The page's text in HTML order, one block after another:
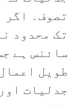
تصوف۔
تک محدود
سائنس ہے
طویل
جدلیات